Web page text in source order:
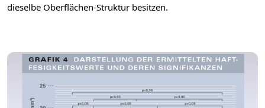
dieselbe Oberflächen-Struktur besitzen.